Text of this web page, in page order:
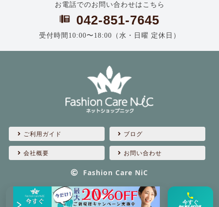
お電話でのお問い合わせはこちら
042-851-7645
受付時間10:00〜18:00（水・日曜 定休日）
ご利用ガイド ブログ
会社概要 お問い合わせ
Fashion Care NiC
今すぐ